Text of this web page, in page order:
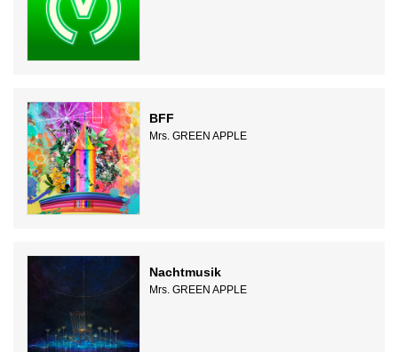
BFF
Mrs. GREEN APPLE
Nachtmusik
Mrs. GREEN APPLE